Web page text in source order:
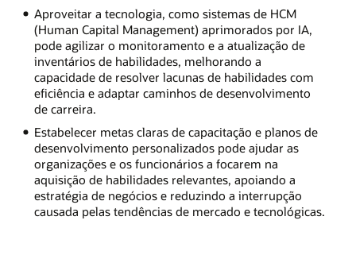
Aproveitar a tecnologia, como sistemas de HCM
(Human Capital Management) aprimorados por IA,
pode agilizar o monitoramento e a atualização de
inventários de habilidades, melhorando a
capacidade de resolver lacunas de habilidades com
eficiência e adaptar caminhos de desenvolvimento
de carreira.
Estabelecer metas claras de capacitação e planos de
desenvolvimento personalizados pode ajudar as
organizações e os funcionários a focarem na
aquisição de habilidades relevantes, apoiando a
estratégia de negócios e reduzindo a interrupção
causada pelas tendências de mercado e tecnológicas.